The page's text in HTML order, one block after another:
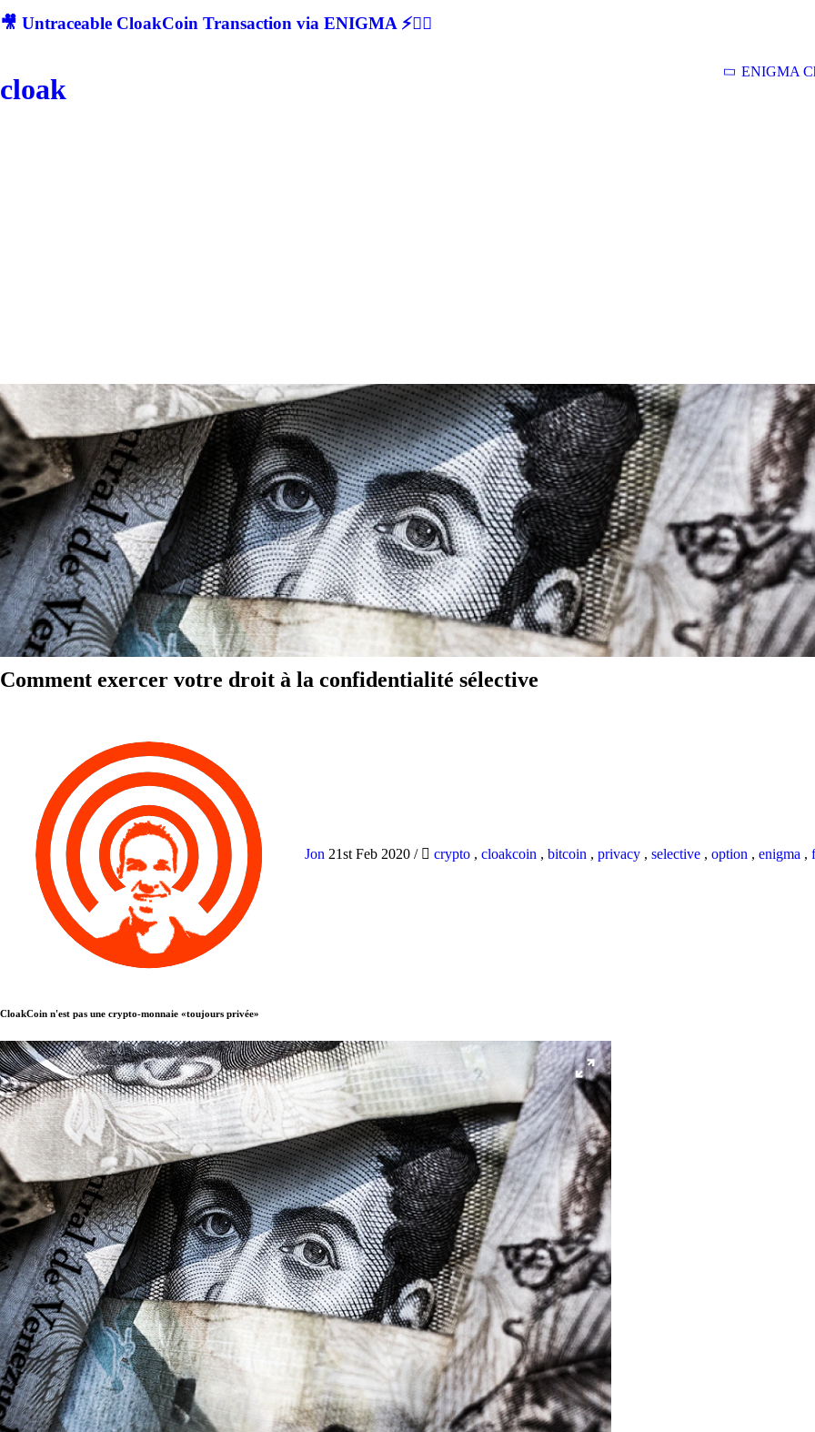
🎥 Untraceable CloakCoin Transaction via ENIGMA ⚡🕵‍♂
cloak
ENIGMA
Comment exercer votre droit à la confidentialité sélective
Jon 21st Feb 2020 / crypto , cloakcoin , bitcoin , privacy , selective , option , enigma ,
CloakCoin n'est pas une crypto-monnaie «toujours privée»